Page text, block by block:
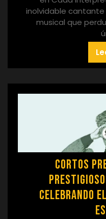
inolvidable
musical que
Cortos
Celebrando